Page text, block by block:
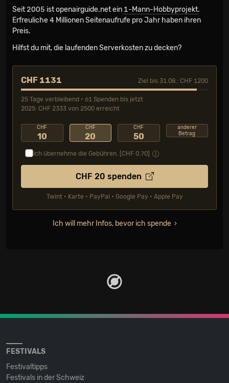
Seit 2005 ist openairguide.net ein 1-Mann-Hobbyprojekt.
Erfreuliche 4 Millionen Seiten­aufrufe pro Jahr haben ihren
Preis.
Hilfst du mit, die laufenden Serverkosten zu decken?
CHF 1131 Ziel bis 31.08.: CHF 1200
25 Tage verbleibend • 61 Spenden bis jetzt
2025: CHF 2333 von 2500 erreicht
CHF
10
CHF
20
CHF
50
anderer
Betrag
Ich übernehme die Gebühren. [CHF 0.70
CHF 20 spenden
Twint • Karte • PayPal • Google Pay • Apple Pay
Ich will mehr Infos, bevor ich spende
FESTIVALS
Festivaltipps
Festivals in der Schweiz